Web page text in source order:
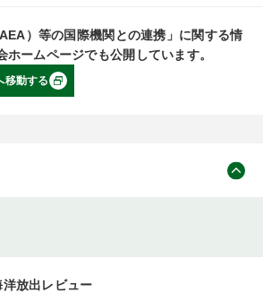
）等の国際機関との連携」に関する情
ホームページでも公開しています。
移動する
放出レビュー